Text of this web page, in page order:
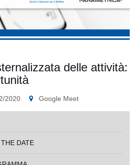
delle attività:
2020 Google Meet
DATE